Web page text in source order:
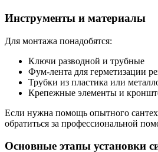
Инструменты и материалы
Для монтажа понадобятся:
Ключи разводной и трубные
Фум-лента для герметизации
Трубки из пластика или
Крепежные элементы и
Если нужна помощь опытного
обратиться за профессиональной
Основные этапы установки